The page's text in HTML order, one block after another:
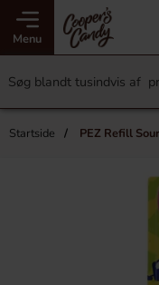
Menu
Startside PEZ Refill